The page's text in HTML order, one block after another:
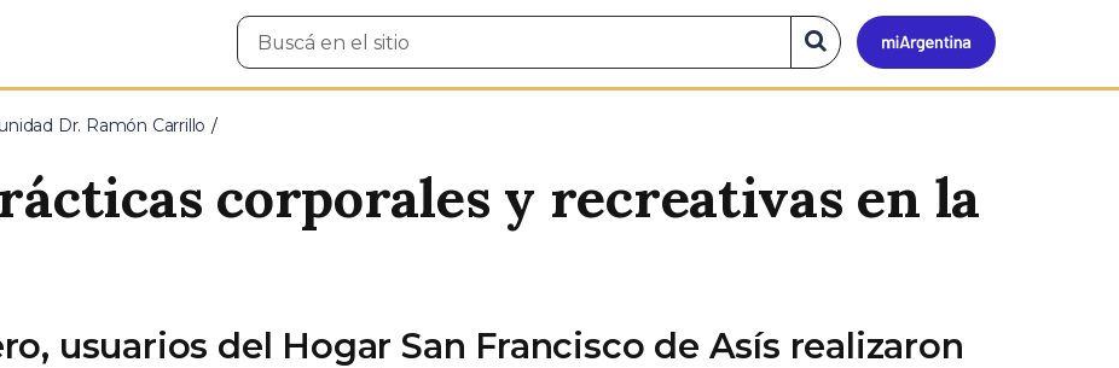
Mi
Buscar
en
Buscar
en
el
Dr. Ramón Carrillo
corporales y recreativas en la
usuarios del Hogar San Francisco de Asís realizaron